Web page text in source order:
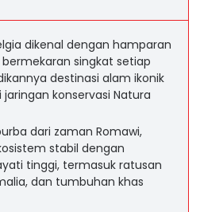
dikenal dengan hamparan
singkat setiap
destinasi alam ikonik
konservasi Natura
dari zaman Romawi,
stabil dengan
tinggi, termasuk ratusan
dan tumbuhan khas